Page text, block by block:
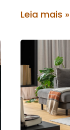
Leia mais »